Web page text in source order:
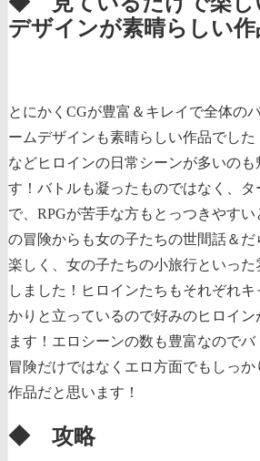
デザインが素晴らしい作
とにかくCGが豊富＆キレイで全体の
ームデザインも素晴らしい作品でし
などヒロインの日常シーンが多いのも
す！バトルも凝ったものではなく、
で、RPGが苦手な方もとっつきやす
の冒険からも女の子たちの世間話＆
楽しく、女の子たちの小旅行といった
しました！ヒロインたちもそれぞれ
かりと立っているので好みのヒロイン
ます！エロシーンの数も豊富なのでバ
冒険だけではなくエロ方面でもしっか
作品だと思います！
◆ 攻略